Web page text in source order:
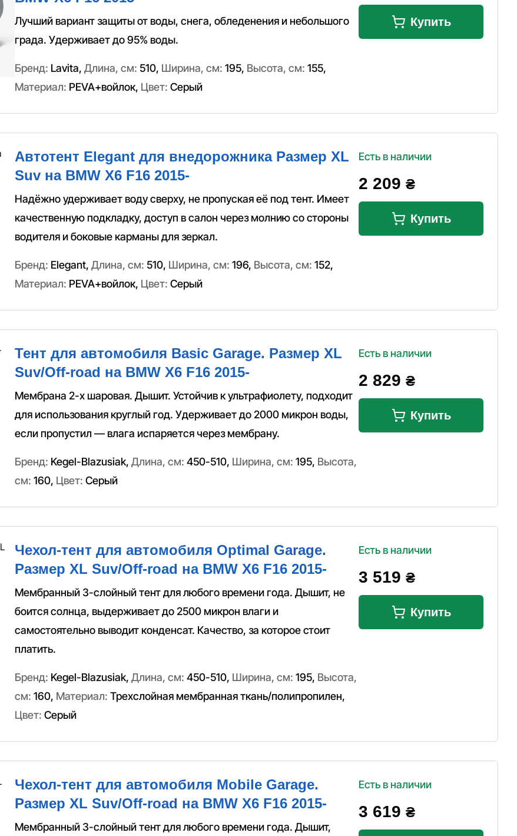
Лучший вариант защиты от воды, снега, обледенения и небольшого
града. Удерживает до 95% воды.
Бренд: Lavita, Длина, см: 510, Ширина, см: 195, Высота, см: 155,
Материал: PEVA+войлок, Цвет: Серый
Купить
Автотент Elegant для внедорожника Размер XL
Suv на BMW X6 F16 2015-
Надёжно удерживает воду сверху, не пропуская её под тент. Имеет
качественную подкладку, доступ в салон через молнию со стороны
водителя и боковые карманы для зеркал.
Бренд: Elegant, Длина, см: 510, Ширина, см: 196, Высота, см: 152,
Материал: PEVA+войлок, Цвет: Серый
Есть в наличии
2 209 ₴
Купить
Тент для автомобиля Basic Garage. Размер XL
Suv/Off-road на BMW X6 F16 2015-
Мембрана 2-х шаровая. Дышит. Устойчив к ультрафиолету, подходит
для использования круглый год. Удерживает до 2000 микрон воды,
если пропустил — влага испаряется через мембрану.
Бренд: Kegel-Blazusiak, Длина, см: 450-510, Ширина, см: 195, Высота,
см: 160, Цвет: Серый
Есть в наличии
2 829 ₴
Купить
Чехол-тент для автомобиля Optimal Garage.
Размер XL Suv/Off-road на BMW X6 F16 2015-
Мембранный 3-слойный тент для любого времени года. Дышит, не
боится солнца, выдерживает до 2500 микрон влаги и
самостоятельно выводит конденсат. Качество, за которое стоит
платить.
Бренд: Kegel-Blazusiak, Длина, см: 450-510, Ширина, см: 195, Высота,
см: 160, Материал: Трехслойная мембранная ткань/полипропилен,
Цвет: Серый
Есть в наличии
3 519 ₴
Купить
Чехол-тент для автомобиля Mobile Garage.
Размер XL Suv/Off-road на BMW X6 F16 2015-
Мембранный 3-слойный тент для любого времени года. Дышит,
Есть в наличии
3 619 ₴